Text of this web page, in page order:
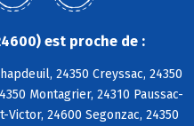
est proche de :
24350 Creyssac, 24350
Montagrier, 24310 Paussac-
Victor, 24600 Segonzac, 24350